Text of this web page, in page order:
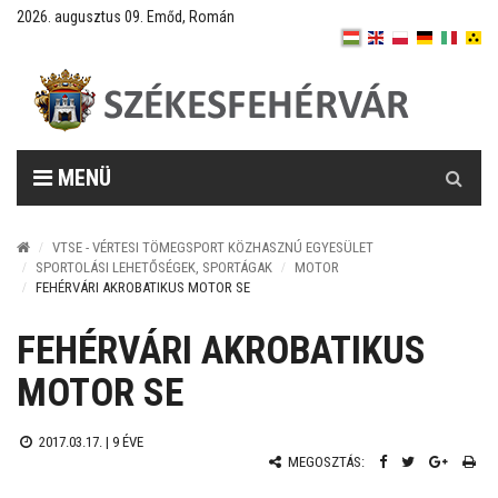
2026. augusztus 09. Emőd, Román
MENÜ
VTSE - VÉRTESI TÖMEGSPORT KÖZHASZNÚ EGYESÜLET
SPORTOLÁSI LEHETŐSÉGEK, SPORTÁGAK
MOTOR
FEHÉRVÁRI AKROBATIKUS MOTOR SE
FEHÉRVÁRI AKROBATIKUS
MOTOR SE
2017.03.17. | 9 ÉVE
MEGOSZTÁS: